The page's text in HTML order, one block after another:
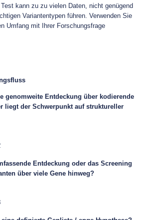
kann zu zu vielen Daten, nicht genügend
Variantentypen führen. Verwenden Sie
Umfang mit Ihrer Forschungsfrage
genomweite Entdeckung über kodierende
liegt der Schwerpunkt auf struktureller
Entdeckung oder das Screening
über viele Gene hinweg?